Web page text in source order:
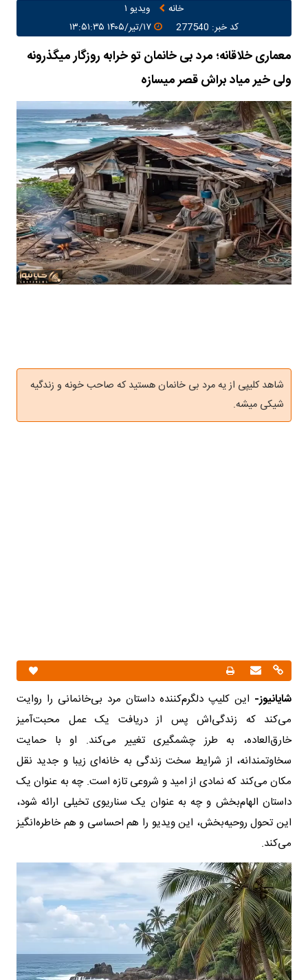
خانه
ویدیو ۱
کد خبر: 277540
۱۷/تیر/۱۴۰۵ ۱۳:۵۱:۳۵
معماری خلاقانه؛ مرد بی خانمان تو خرابه روزگار میگذرونه
ولی خیر میاد براش قصر میسازه
شاهد کلیپی از یه مرد بی خانمان هستید که صاحب خونه و زندگیه
شیکی میشه.
شایانیوز- این کلیپ دلگرم‌کننده داستان مرد بی‌خانمانی را روایت
می‌کند که زندگی‌اش پس از دریافت یک عمل محبت‌آمیز
خارق‌العاده، به طرز چشمگیری تغییر می‌کند. او با حمایت
سخاوتمندانه، از شرایط سخت زندگی به خانه‌ای زیبا و جدید نقل
مکان می‌کند که نمادی از امید و شروعی تازه است. چه به عنوان یک
داستان الهام‌بخش و چه به عنوان یک سناریوی تخیلی ارائه شود،
این تحول روحیه‌بخش، این ویدیو را هم احساسی و هم خاطره‌انگیز
می‌کند.